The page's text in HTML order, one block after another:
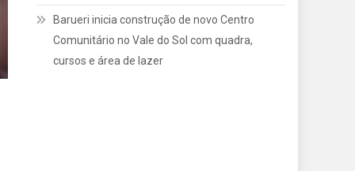
Barueri inicia construção de novo Centro
Comunitário no Vale do Sol com quadra,
cursos e área de lazer